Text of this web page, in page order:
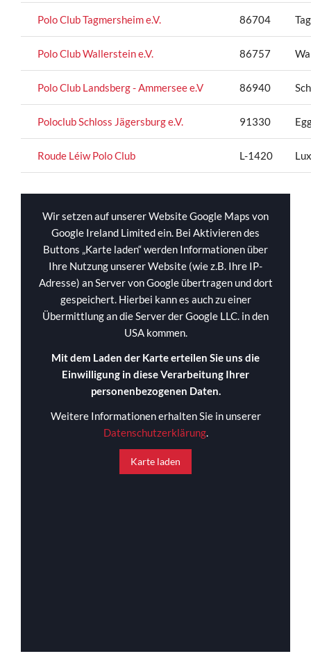
Polo Club Tagmersheim e.V. 86704
Polo Club Wallerstein e.V. 86757
Polo Club Landsberg - Ammersee e.V 86940
Poloclub Schloss Jägersburg e.V. 91330
Roude Léiw Polo Club L-1420
Wir setzen auf unserer Website Google Maps von
Google Ireland Limited ein. Bei Aktivieren des
Buttons „Karte laden“ werden Informationen über
Ihre Nutzung unserer Website (wie z.B. Ihre IP-
Adresse) an Server von Google übertragen und dort
gespeichert. Hierbei kann es auch zu einer
Übermittlung an die Server der Google LLC. in den
USA kommen.
Mit dem Laden der Karte erteilen Sie uns die
Einwilligung in diese Verarbeitung Ihrer
personenbezogenen Daten.
Weitere Informationen erhalten Sie in unserer
Datenschutzerklärung.
Karte laden